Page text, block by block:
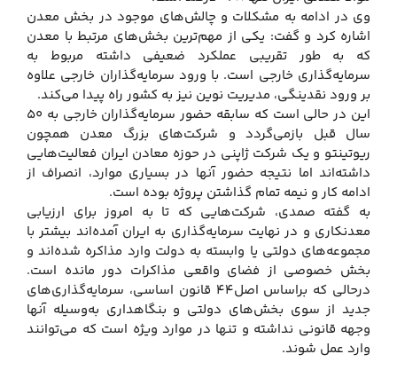
وی در ادامه به مشکلات و چالش‌های موجود در بخش معدن
اشاره کرد و گفت: یکی از مهم‌ترین بخش‌های مرتبط با معدن
که به طور تقریبی عملکرد ضعیفی داشته مربوط به
سرمایه‌گذاری خارجی است. با ورود سرمایه‌گذاران خارجی علاوه
بر ورود نقدینگی، مدیریت نوین نیز به کشور راه پیدا می‌کند.
این در حالی است که سابقه حضور سرمایه‌گذاران خارجی به ۵۰
سال قبل بازمی‌گردد و شرکت‌های بزرگ معدن همچون
ریوتینتو و یک شرکت ژاپنی در حوزه معادن ایران فعالیت‌هایی
داشته‌اند اما نتیجه حضور آنها در بسیاری موارد، انصراف از
ادامه کار و نیمه تمام گذاشتن پروژه بوده است.
به گفته صمدی، شرکت‌هایی که تا به امروز برای ارزیابی
معدنکاری و در نهایت سرمایه‌گذاری به ایران آمده‌اند بیشتر با
مجموعه‌های دولتی یا وابسته به دولت وارد مذاکره شده‌اند و
بخش خصوصی از فضای واقعی مذاکرات دور مانده است.
درحالی که براساس اصل۴۴ قانون اساسی، سرمایه‌گذاری‌های
جدید از سوی بخش‌های دولتی و بنگاهداری به‌وسیله آنها
وجهه قانونی نداشته و تنها در موارد ویژه است که می‌توانند
وارد عمل شوند.